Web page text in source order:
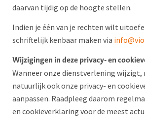
daarvan tijdig op de hoogte stellen.
Indien je één van je rechten wilt
schriftelijk kenbaar maken via
Wijzigingen in deze privacy- en
Wanneer onze dienstverlening wijzigt,
natuurlijk ook onze privacy- en
aanpassen. Raadpleeg daarom
en cookieverklaring voor de meest